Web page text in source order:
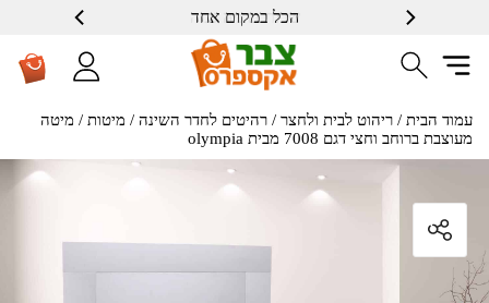
הכל במקום אחד
שרות ברמה גבוה
עמוד הבית / ריהוט לבית ולחצר / רהיטים לחדר השינה / מיטות / מיטה
מעוצבת ברוחב וחצי דגם 7008 מבית olympia